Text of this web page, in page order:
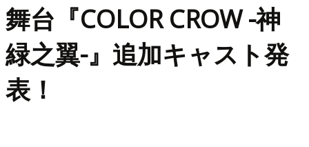
舞台『COLOR CROW -神
緑之翼-』追加キャスト発
表！